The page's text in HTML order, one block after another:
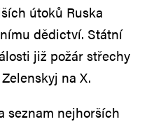
útoků Ruska
dědictví. Státní
již požár střechy
na X.
seznam nejhorších